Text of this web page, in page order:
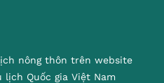
nông thôn trên website
Quốc gia Việt Nam